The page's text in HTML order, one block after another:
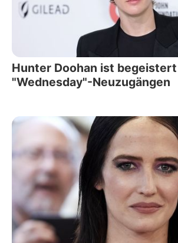
Hunter Doohan ist
"Wednesday"-Neuzugängen